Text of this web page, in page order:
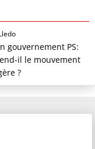
gouvernement PS:
il le mouvement
?